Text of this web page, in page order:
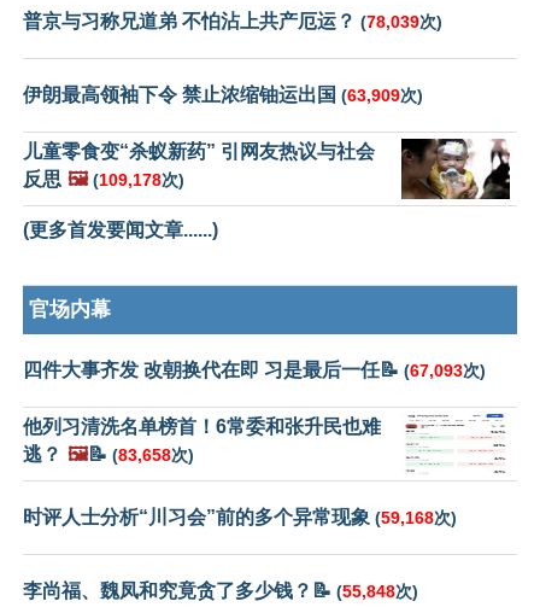
普京与习称兄道弟 不怕沾上共产厄运？ (78,039次)
伊朗最高领袖下令 禁止浓缩铀运出国 (63,909次)
儿童零食变“杀蚁新药” 引网友热议与社会
反思 🖼️ (109,178次)
(更多首发要闻文章......)
官场内幕
四件大事齐发 改朝换代在即 习是最后一任📝 (67,093次)
他列习清洗名单榜首！6常委和张升民也难
逃？ 🖼️📝 (83,658次)
时评人士分析“川习会”前的多个异常现象 (59,168次)
李尚福、魏凤和究竟贪了多少钱？📝 (55,848次)